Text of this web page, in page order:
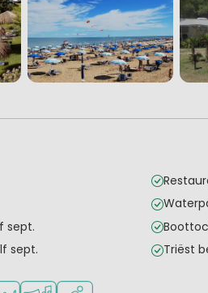
sept.
sept.
Triëst
te sporten
Supermarkt
of pizzeria
Animatieprogramma
Watersportfaciliteiten